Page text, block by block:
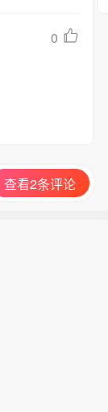
0
查看2条评论